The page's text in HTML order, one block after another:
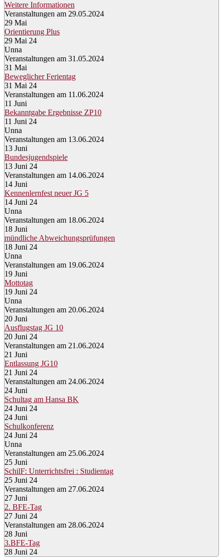
Weitere Informationen
Veranstaltungen am 29.05.2024
29 Mai
Orientierung Plus
29 Mai 24
Unna
Veranstaltungen am 31.05.2024
31 Mai
Beweglicher Ferientag
31 Mai 24
Veranstaltungen am 11.06.2024
11 Juni
Bekanntgabe Ergebnisse ZP10
11 Juni 24
Unna
Veranstaltungen am 13.06.2024
13 Juni
Bundesjugendspiele
13 Juni 24
Veranstaltungen am 14.06.2024
14 Juni
Kennenlernfest neuer JG 5
14 Juni 24
Unna
Veranstaltungen am 18.06.2024
18 Juni
mündliche Abweichungsprüfungen
18 Juni 24
Unna
Veranstaltungen am 19.06.2024
19 Juni
Mottotag
19 Juni 24
Unna
Veranstaltungen am 20.06.2024
20 Juni
Ausflugstag JG 10
20 Juni 24
Veranstaltungen am 21.06.2024
21 Juni
Entlassung JG10
21 Juni 24
Veranstaltungen am 24.06.2024
24 Juni
Schultag am Hansa BK
24 Juni 24
24 Juni
Schulkonferenz
24 Juni 24
Unna
Veranstaltungen am 25.06.2024
25 Juni
SchilF: Unterrichtsfrei : Studientag
25 Juni 24
Veranstaltungen am 27.06.2024
27 Juni
2. BFE-Tag
27 Juni 24
Veranstaltungen am 28.06.2024
28 Juni
3.BFE-Tag
28 Juni 24